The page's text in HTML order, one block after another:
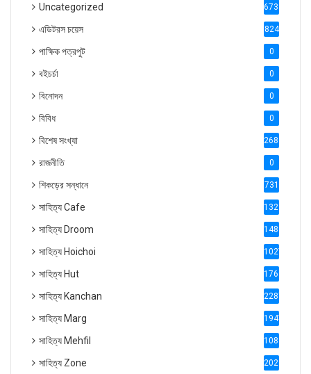
Uncategorized 6738
এডিটরস চয়েস 824
পাক্ষিক পত্রপুট 0
বইচর্চা 0
বিনোদন 0
বিবিধ 0
বিশেষ সংখ্যা 2686
রাজনীতি 0
শিকড়ের সন্ধানে 731
সাহিত্য Cafe 1321
সাহিত্য Droom 1488
সাহিত্য Hoichoi 1027
সাহিত্য Hut 1769
সাহিত্য Kanchan 2287
সাহিত্য Marg 1947
সাহিত্য Mehfil 1088
সাহিত্য Zone 2028